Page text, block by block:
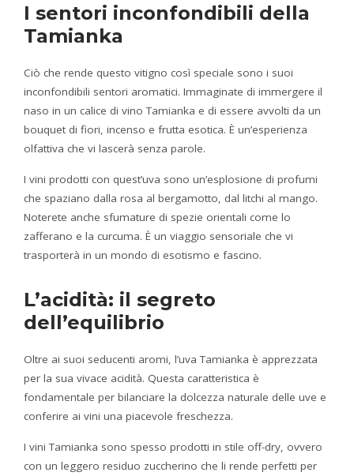
I sentori inconfondibili della
Tamianka
Ciò che rende questo vitigno così speciale sono i suoi
inconfondibili sentori aromatici. Immaginate di immergere il
naso in un calice di vino Tamianka e di essere avvolti da un
bouquet di fiori, incenso e frutta esotica. È un’esperienza
olfattiva che vi lascerà senza parole.
I vini prodotti con quest’uva sono un’esplosione di profumi
che spaziano dalla rosa al bergamotto, dal litchi al mango.
Noterete anche sfumature di spezie orientali come lo
zafferano e la curcuma. È un viaggio sensoriale che vi
trasporterà in un mondo di esotismo e fascino.
L’acidità: il segreto
dell’equilibrio
Oltre ai suoi seducenti aromi, l’uva Tamianka è apprezzata
per la sua vivace acidità. Questa caratteristica è
fondamentale per bilanciare la dolcezza naturale delle uve e
conferire ai vini una piacevole freschezza.
I vini Tamianka sono spesso prodotti in stile off-dry, ovvero
con un leggero residuo zuccherino che li rende perfetti per